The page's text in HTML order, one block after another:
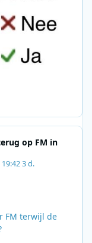
op FM in
19:423 d.
FM terwijl de